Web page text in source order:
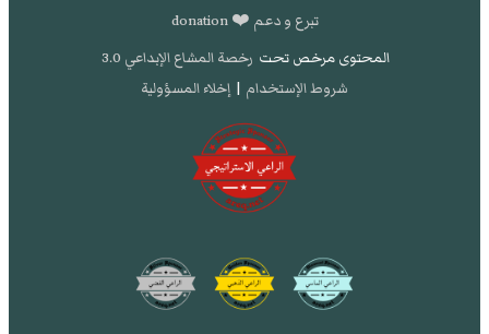
تبرع و دعم ❤️ donation
المحتوى مرخص تحت رخصة المشاع الإبداعي 3.0
شروط الإستخدام | إخلاء المسؤولية